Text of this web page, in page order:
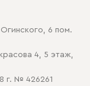
6 пом.
4, 5 этаж,
г. № 426261